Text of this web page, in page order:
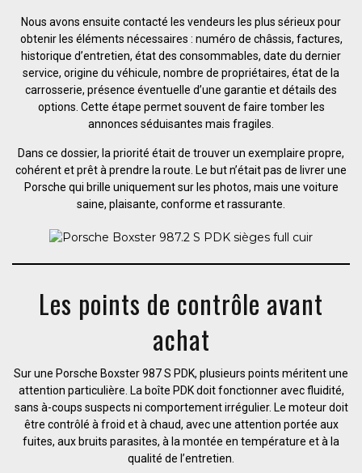
Nous avons ensuite contacté les vendeurs les plus sérieux pour
obtenir les éléments nécessaires : numéro de châssis, factures,
historique d’entretien, état des consommables, date du dernier
service, origine du véhicule, nombre de propriétaires, état de la
carrosserie, présence éventuelle d’une garantie et détails des
options. Cette étape permet souvent de faire tomber les
annonces séduisantes mais fragiles.
Dans ce dossier, la priorité était de trouver un exemplaire propre,
cohérent et prêt à prendre la route. Le but n’était pas de livrer une
Porsche qui brille uniquement sur les photos, mais une voiture
saine, plaisante, conforme et rassurante.
Les points de contrôle avant
achat
Sur une Porsche Boxster 987 S PDK, plusieurs points méritent une
attention particulière. La boîte PDK doit fonctionner avec fluidité,
sans à-coups suspects ni comportement irrégulier. Le moteur doit
être contrôlé à froid et à chaud, avec une attention portée aux
fuites, aux bruits parasites, à la montée en température et à la
qualité de l’entretien.